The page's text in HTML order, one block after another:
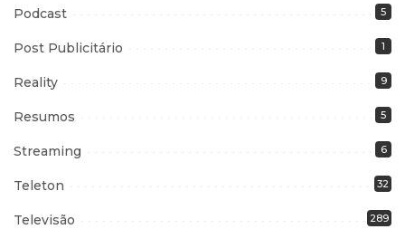
Podcast 5
Post Publicitário 1
Reality 9
Resumos 5
Streaming 6
Teleton 32
Televisão 289